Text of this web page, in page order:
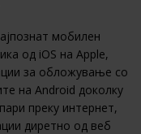
мобилен
од iOS на Apple,
за обложување со
на Android доколку
преку интернет,
диретно од веб